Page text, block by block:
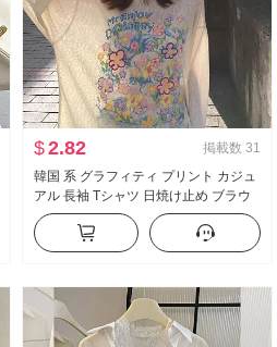
$2.82 掲載数 31
韓国 系 グラフィティ プリント カジュ
アル 長袖 Tシャツ 日焼け止め ブラウ
ス 女性 春夏 ルーズフィット ルーズ 風
が冷たい 感 クルーネック トップス